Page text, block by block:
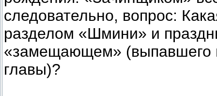
следовательно, вопрос:
разделом «Шмини» и
«замещающем» (выпавшего
главы)?